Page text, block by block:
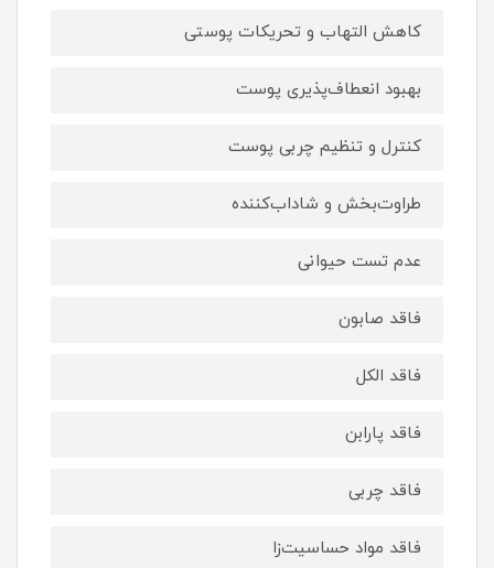
کاهش التهاب و تحریکات پوستی
بهبود انعطاف‌پذیری پوست
کنترل و تنظیم چربی پوست
طراوت‌بخش و شاداب‌کننده
عدم تست حیوانی
فاقد صابون
فاقد الکل
فاقد پارابن
فاقد چربی
فاقد مواد حساسیت‌زا